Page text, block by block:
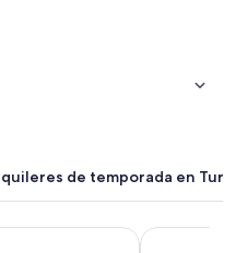
de temporada en
Motel